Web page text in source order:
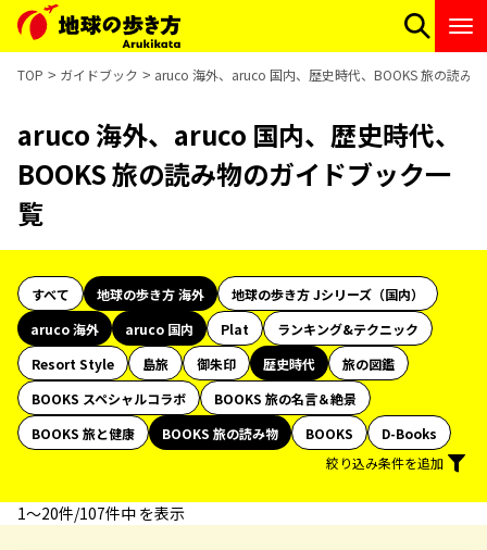
TOP ガイドブック aruco 海外、aruco 国内、歴史時代、BOOKS 旅の読み
aruco 海外、aruco 国内、歴史時代、
BOOKS 旅の読み物のガイドブック一
覧
すべて 地球の歩き方 海外
地球の歩き方 Jシリーズ（国内）
aruco 海外
aruco 国内 Plat
ランキング&テクニック
Resort Style
島旅 御朱印 歴史時代
旅の図鑑
BOOKS スペシャルコラボ
BOOKS 旅の名言＆絶景
BOOKS 旅と健康
BOOKS 旅の読み物 BOOKS
D-Books
絞り込み条件を追加
1〜20件/107件中 を表示